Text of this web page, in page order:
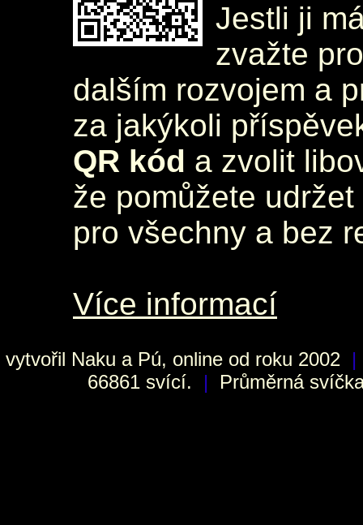
Jestli ji
zvažte
dalším rozvojem a
za jakýkoli
QR kód a zvolit
že pomůžete
pro všechny a bez
Více informací
vytvořil Naku a Pú, online od roku 2002 |
66861 svící.
| Průměrná